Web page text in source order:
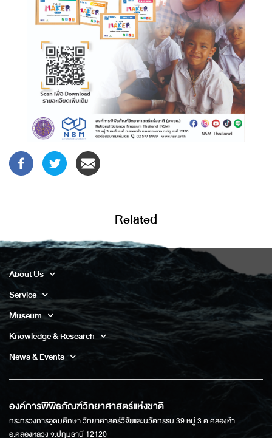
Related
About Us
Service
Museum
Knowledge & Research
News & Events
องค์การพิพิธภัณฑ์วิทยาศาสตร์แห่งชาติ
กระทรวงการอุดมศึกษา วิทยาศาสตร์วิจัยและนวัตกรรม 39 หมู่ 3 ต.คลองห้า
อ.คลองหลวง จ.ปทุมธานี 12120